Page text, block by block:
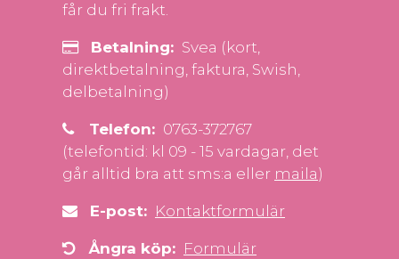
får du fri frakt.
Betalning: Svea (kort,
direktbetalning, faktura, Swish,
delbetalning)
Telefon: 0763-372767
(telefontid: kl 09 - 15 vardagar, det
går alltid bra att sms:a eller maila)
E-post: Kontaktformulär
Ångra köp: Formulär